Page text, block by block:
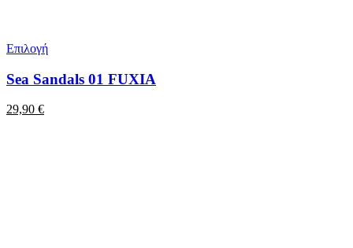
Επιλογή
Sea Sandals 01 FUXIA
29,90 €